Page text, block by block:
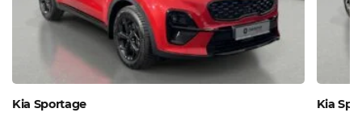
Kia Sportage Kia